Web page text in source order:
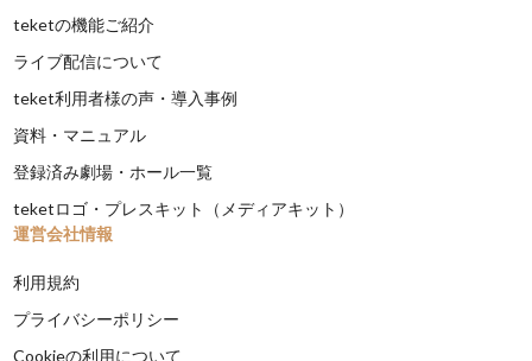
teketの機能ご紹介
ライブ配信について
teket利用者様の声・導入事例
資料・マニュアル
登録済み劇場・ホール一覧
teketロゴ・プレスキット（メディアキット）
運営会社情報
利用規約
プライバシーポリシー
Cookieの利用について